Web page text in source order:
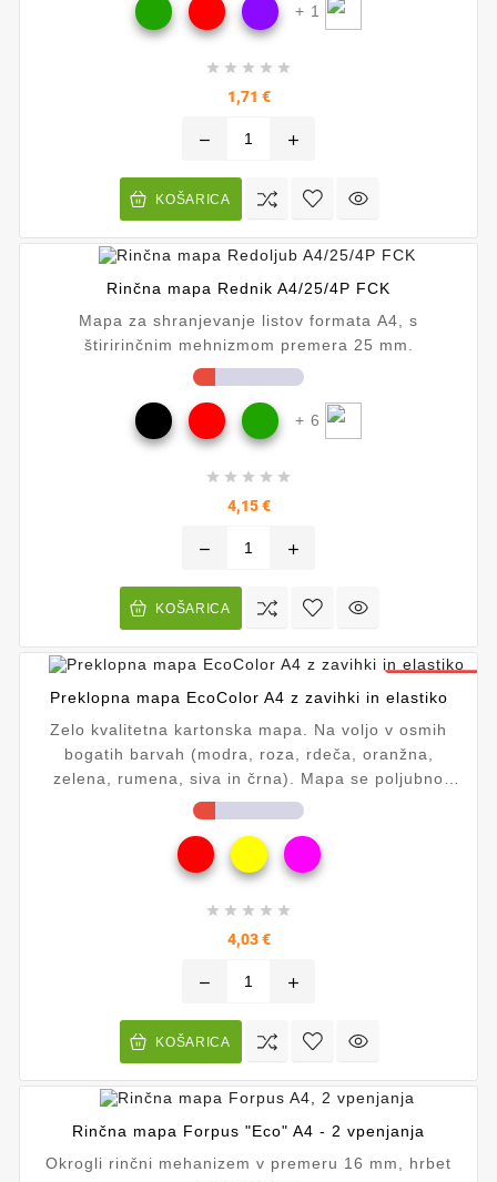
+ 1
    
1,71 €Cena
remove add
KOŠARICA
Rinčna mapa Rednik A4/25/4P FCK
Mapa za shranjevanje listov formata A4, s
štiririnčnim mehnizmom premera 25 mm.
+ 6
    
4,15 €Cena
remove add
KOŠARICA
Preklopna mapa EcoColor A4 z zavihki in elastiko
Zelo kvalitetna kartonska mapa. Na voljo v osmih
bogatih barvah (modra, roza, rdeča, oranžna,
zelena, rumena, siva in črna). Mapa se poljubno
razteguje, od 2 do 5 cm. Dimenzija: 25,5 x 31,7 x
    
4,03 €Cena
remove add
KOŠARICA
Rinčna mapa Forpus "Eco" A4 - 2 vpenjanja
Okrogli rinčni mehanizem v premeru 16 mm, hrbet